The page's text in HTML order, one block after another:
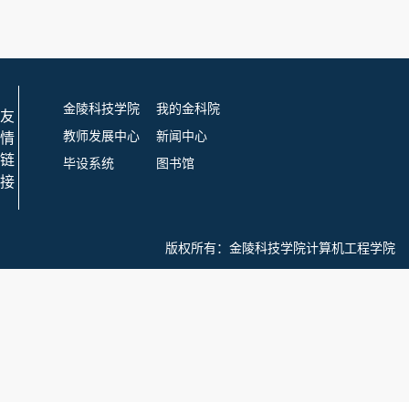
友
情
链
接
金陵科技学院
我的金科院
教师发展中心
新闻中心
毕设系统
图书馆
版权所有： 金陵科技学院计算机工程学院